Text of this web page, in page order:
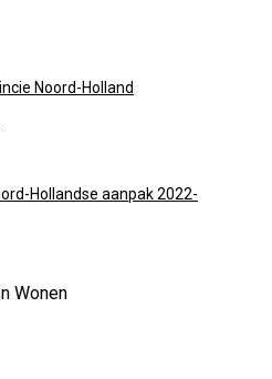
Noord-Holland
Hollandse aanpak 2022-
Wonen